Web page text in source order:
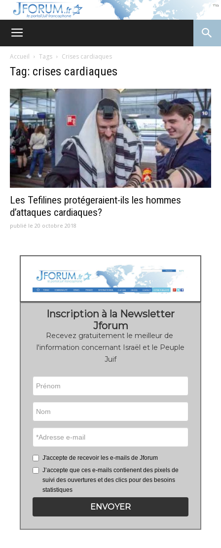
Accueil Tags Crises cardiaques
Tag: crises cardiaques
Les Tefilines protégeraient-ils les hommes
d’attaques cardiaques?
publié le 20 octobre 2018
Inscription à la Newsletter
Jforum
Recevez gratuitement le meilleur de
l'information concernant Israël et le Peuple
Juif
J'accepte de recevoir les e-mails de Jforum
J’accepte que ces e-mails contienent des pixels de
suivi des ouvertures et des clics pour des besoins
statistiques
ENVOYER